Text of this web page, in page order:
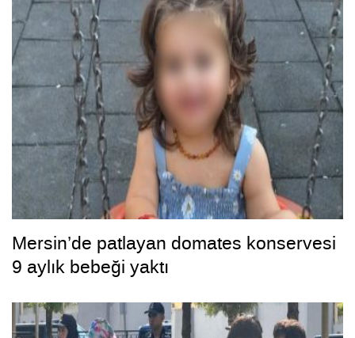
Mersin’de patlayan domates konservesi
9 aylık bebeği yaktı